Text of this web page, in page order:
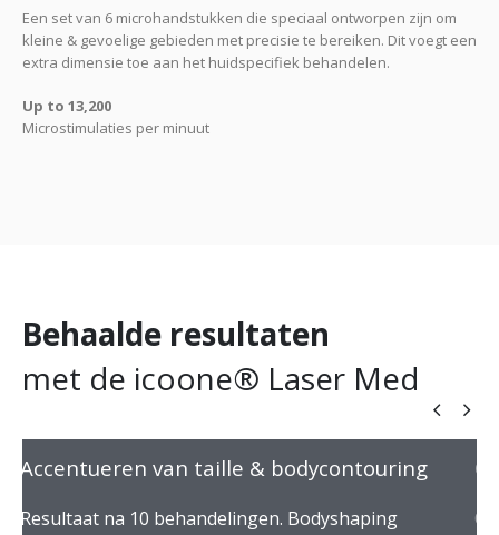
Een set van 6 microhandstukken die speciaal ontworpen zijn om
kleine & gevoelige gebieden met precisie te bereiken. Dit voegt een
extra dimensie toe aan het huidspecifiek behandelen.
Up to 13,200
Microstimulaties per minuut
Behaalde resultaten
met de icoone® Laser Med
Accentueren van taille & bodycontouring
Resultaat na 10 behandelingen. Bodyshaping